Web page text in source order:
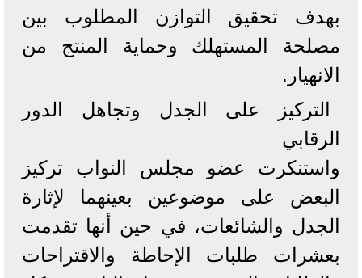
بهدف تحقيق التوازن المطلوب بين
مصلحة المستهلك وحماية المنتج من
الانهيار.
التركيز على الجدل وتجاهل الدور
الرقابي
واستنكرت عضو مجلس النواب تركيز
البعض على موضوعين بعينهما لإثارة
الجدل والشائعات، في حين أنها تقدمت
بعشرات طلبات الإحاطة والاقتراحات